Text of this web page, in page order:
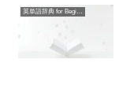
英単語辞典 for Beginners